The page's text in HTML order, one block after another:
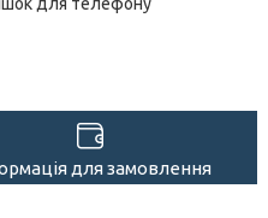
для замовлення